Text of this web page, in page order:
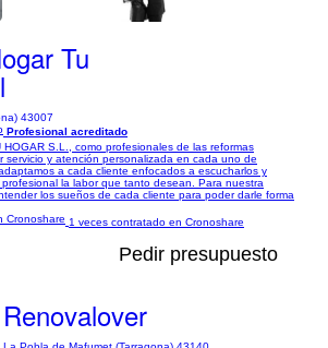
Tu
43007
Profesional acreditado
HOGAR S.L., como profesionales de las reformas
servicio y atención personalizada en cada uno de
a cada cliente enfocados a escucharlos y
la labor que tanto desean. Para nuestra
los sueños de cada cliente para poder darle forma
1 veces contratado en Cronoshare
Pedir presupuesto
Renovalover